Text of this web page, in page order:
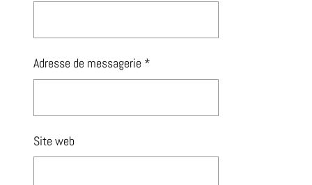
Adresse de messagerie *
Site web